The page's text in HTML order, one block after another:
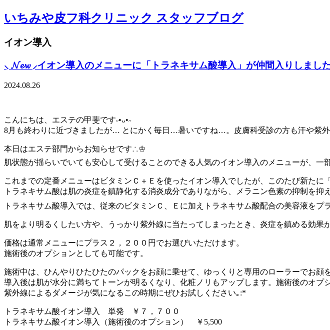
いちみや皮フ科クリニック スタッフブログ
イオン導入
⸜ 𝓝𝓮𝔀 ⸝イオン導入のメニューに「トラネキサム酸導入」が仲間入りしまし
2024.08.26
こんにちは、エステの甲斐です˶•ᴗ•˶
8月も終わりに近づきましたが… とにかく毎日…暑いですね…。皮膚科受診の方も汗や紫
本日はエステ部門からお知らせです∴♔
肌状態が揺らいでいても安心して受けることのできる人気のイオン導入のメニューが、一
これまでの定番メニューはビタミンＣ＋Ｅを使ったイオン導入でしたが、このたび新たに
トラネキサム酸は肌の炎症を鎮静化する消炎成分でありながら、メラニン色素の抑制を
トラネキサム酸導入では、従来のビタミンＣ、Ｅに加えトラネキサム酸配合の美容液を
肌をより明るくしたい方や、うっかり紫外線に当たってしまったとき、炎症を鎮める効果
価格は通常メニューにプラス２，２００円でお選びいただけます。
施術後のオプションとしても可能です。
施術中は、ひんやりひたひたのパックをお顔に乗せて、ゆっくりと専用のローラーでお
導入後は肌が水分に満ちてトーンが明るくなり、化粧ノリもアップします。施術後のオプ
紫外線によるダメージが気になるこの時期にぜひお試しください｡:*
トラネキサム酸イオン導入 単発 ￥７，７００
トラネキサム酸イオン導入（施術後のオプション） ￥5,500